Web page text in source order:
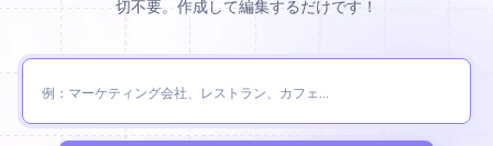
切不要。作成して編集するだけです！